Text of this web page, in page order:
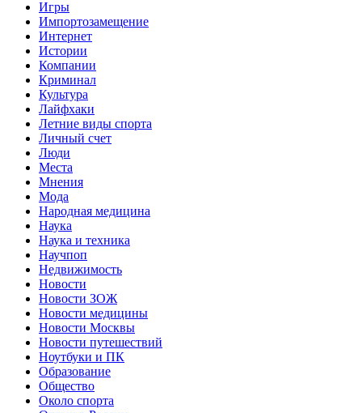
Игры
Импортозамещение
Интернет
Истории
Компании
Криминал
Культура
Лайфхаки
Летние виды спорта
Личный счет
Люди
Места
Мнения
Мода
Народная медицина
Наука
Наука и техника
Научпоп
Недвижимость
Новости
Новости ЗОЖ
Новости медицины
Новости Москвы
Новости путешествий
Ноутбуки и ПК
Образование
Общество
Около спорта